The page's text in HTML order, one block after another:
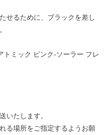
せるために、ブラックを差し
ミック ピンク-ソーラー フレ
いたします。
る場所をご指定するようお願